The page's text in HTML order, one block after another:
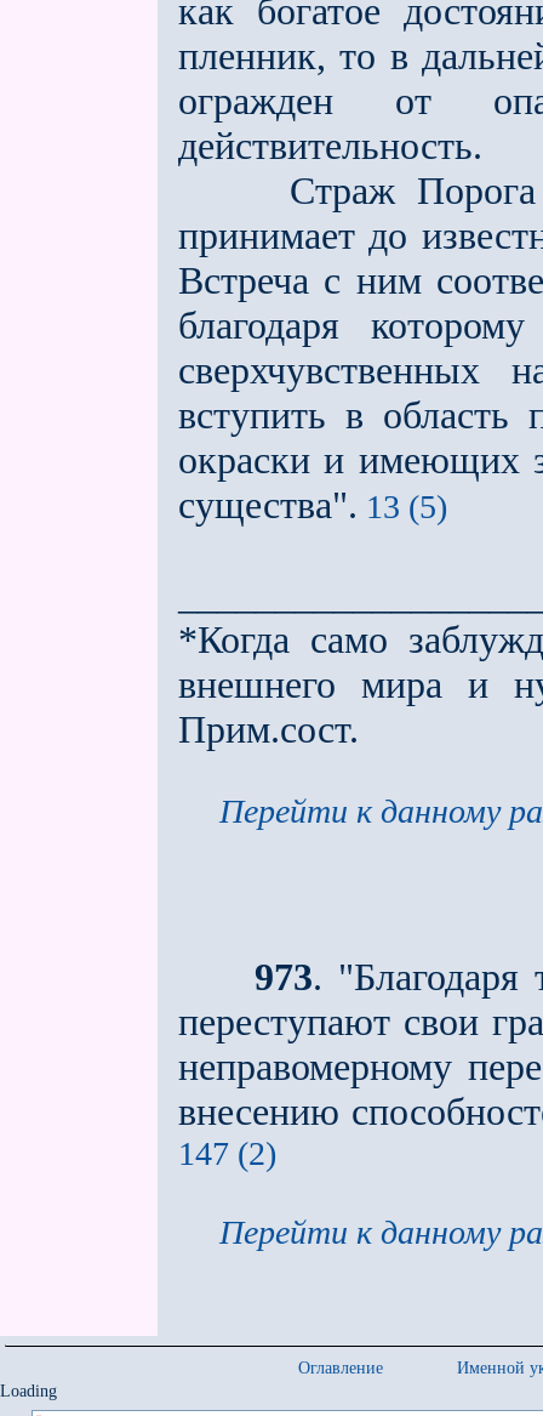
как богатое
пленник, то в
огражден от
действительность.
Страж Порога
принимает до
Встреча с ним
благодаря
сверхчувственных
вступить в область
окраски и имеющих
существа". 13 (5)
*Когда само
внешнего мира и
Прим.сост.
Перейти к данному
973.
переступают свои
неправомерному
внесению
147 (2)
Перейти к данному
Оглавление
Именной
Loading